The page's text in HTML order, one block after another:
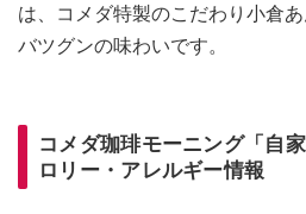
は、コメダ特製のこだわり小倉
バツグンの味わいです。
コメダ珈琲モーニング「自
ロリー・アレルギー情報